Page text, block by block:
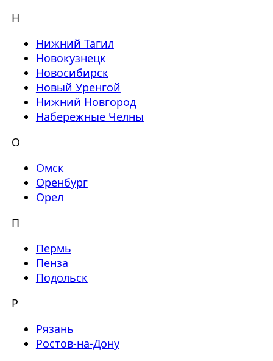
Н
Нижний Тагил
Новокузнецк
Новосибирск
Новый Уренгой
Нижний Новгород
Набережные Челны
О
Омск
Оренбург
Орел
П
Пермь
Пенза
Подольск
Р
Рязань
Ростов-на-Дону